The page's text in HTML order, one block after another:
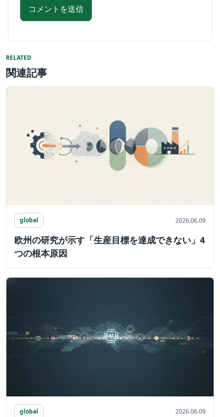
RELATED
関連記事
global 2026.06.09
欧州の研究が示す「生産目標を達成できない」4
つの根本原因
global 2026.06.09